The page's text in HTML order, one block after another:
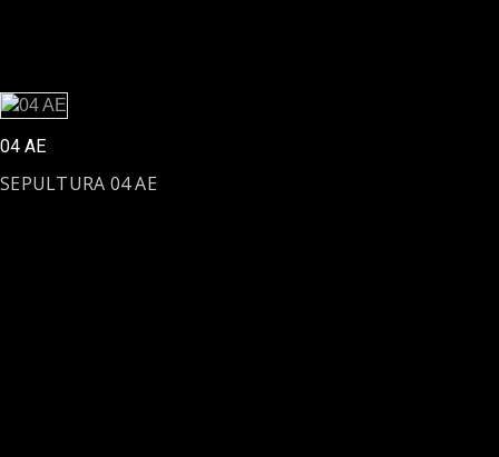
04 AE
SEPULTURA 04 AE